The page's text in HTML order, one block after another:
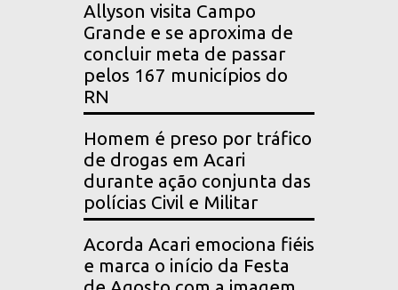
Allyson visita Campo
Grande e se aproxima de
concluir meta de passar
pelos 167 municípios do
RN
Homem é preso por tráfico
de drogas em Acari
durante ação conjunta das
polícias Civil e Militar
Acorda Acari emociona fiéis
e marca o início da Festa